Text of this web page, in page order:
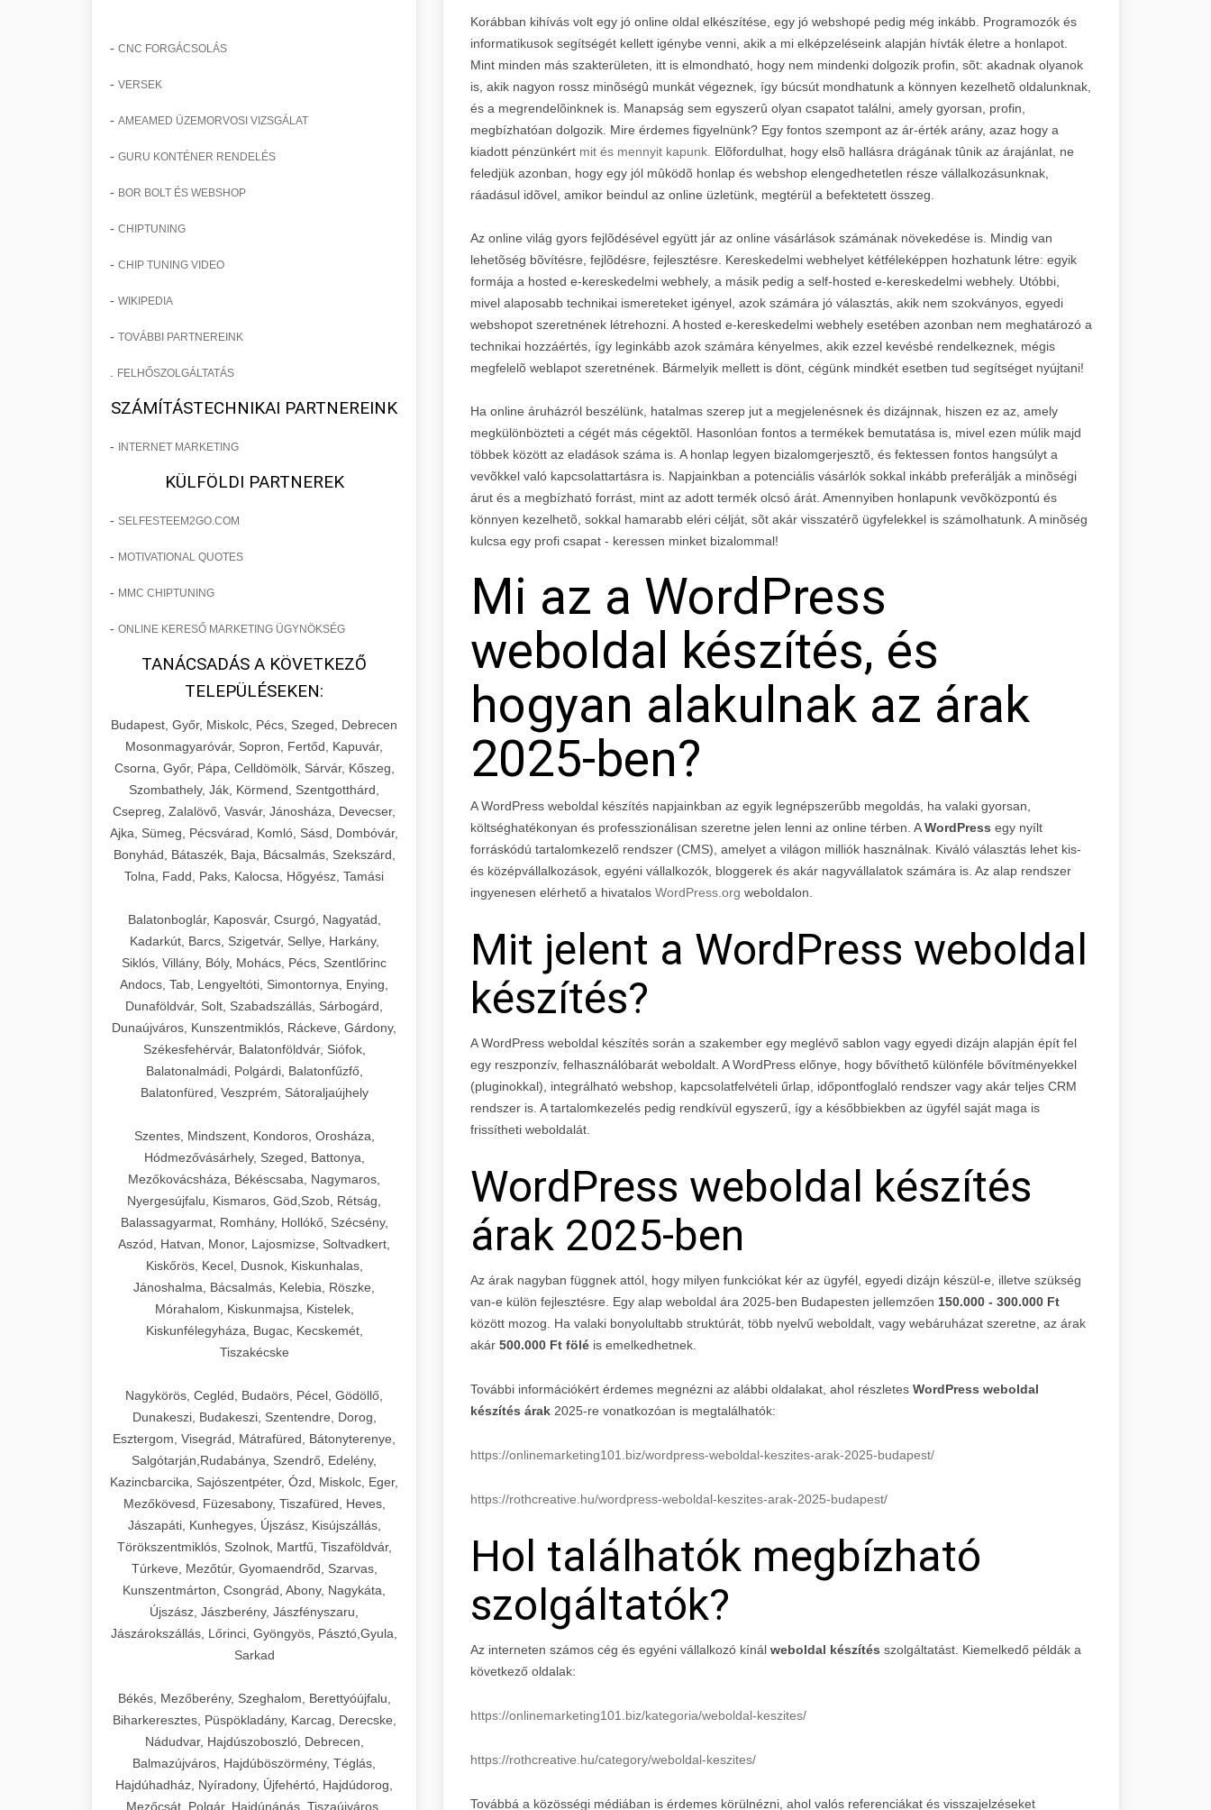
- CNC FORGÁCSOLÁS
- VERSEK
- AMEAMED ÜZEMORVOSI VIZSGÁLAT
- GURU KONTÉNER RENDELÉS
- BOR BOLT ÉS WEBSHOP
- CHIPTUNING
- CHIP TUNING VIDEO
- WIKIPEDIA
- TOVÁBBI PARTNEREINK
FELHŐSZOLGÁLTATÁS
SZÁMÍTÁSTECHNIKAI PARTNEREINK
- INTERNET MARKETING
KÜLFÖLDI PARTNEREK
- SELFESTEEM2GO.COM
- MOTIVATIONAL QUOTES
- MMC CHIPTUNING
- ONLINE KERESŐ MARKETING ÜGYNÖKSÉG
TANÁCSADÁS A KÖVETKEZŐ
TELEPÜLÉSEKEN:
Budapest, Győr, Miskolc, Pécs, Szeged, Debrecen
Mosonmagyaróvár, Sopron, Fertőd, Kapuvár,
Csorna, Győr, Pápa, Celldömölk, Sárvár, Kőszeg,
Szombathely, Ják, Körmend, Szentgotthárd,
Csepreg, Zalalövő, Vasvár, Jánosháza, Devecser,
Ajka, Sümeg, Pécsvárad, Komló, Sásd, Dombóvár,
Bonyhád, Bátaszék, Baja, Bácsalmás, Szekszárd,
Tolna, Fadd, Paks, Kalocsa, Hőgyész, Tamási
Balatonboglár, Kaposvár, Csurgó, Nagyatád,
Kadarkút, Barcs, Szigetvár, Sellye, Harkány,
Siklós, Villány, Bóly, Mohács, Pécs, Szentlőrinc
Andocs, Tab, Lengyeltóti, Simontornya, Enying,
Dunaföldvár, Solt, Szabadszállás, Sárbogárd,
Dunaújváros, Kunszentmiklós, Ráckeve, Gárdony,
Székesfehérvár, Balatonföldvár, Siófok,
Balatonalmádi, Polgárdi, Balatonfűzfő,
Balatonfüred, Veszprém, Sátoraljaújhely
Szentes, Mindszent, Kondoros, Orosháza,
Hódmezővásárhely, Szeged, Battonya,
Mezőkovácsháza, Békéscsaba, Nagymaros,
Nyergesújfalu, Kismaros, Göd,Szob, Rétság,
Balassagyarmat, Romhány, Hollókő, Szécsény,
Aszód, Hatvan, Monor, Lajosmizse, Soltvadkert,
Kiskőrös, Kecel, Dusnok, Kiskunhalas,
Jánoshalma, Bácsalmás, Kelebia, Röszke,
Mórahalom, Kiskunmajsa, Kistelek,
Kiskunfélegyháza, Bugac, Kecskemét,
Tiszakécske
Nagykörös, Cegléd, Budaörs, Pécel, Gödöllő,
Dunakeszi, Budakeszi, Szentendre, Dorog,
Esztergom, Visegrád, Mátrafüred, Bátonyterenye,
Salgótarján,Rudabánya, Szendrő, Edelény,
Kazincbarcika, Sajószentpéter, Ózd, Miskolc, Eger,
Mezőkövesd, Füzesabony, Tiszafüred, Heves,
Jászapáti, Kunhegyes, Újszász, Kisújszállás,
Törökszentmiklós, Szolnok, Martfű, Tiszaföldvár,
Túrkeve, Mezőtúr, Gyomaendrőd, Szarvas,
Kunszentmárton, Csongrád, Abony, Nagykáta,
Újszász, Jászberény, Jászfényszaru,
Jászárokszállás, Lőrinci, Gyöngyös, Pásztó,Gyula,
Sarkad
Békés, Mezőberény, Szeghalom, Berettyóújfalu,
Biharkeresztes, Püspökladány, Karcag, Derecske,
Nádudvar, Hajdúszoboszló, Debrecen,
Balmazújváros, Hajdúböszörmény, Téglás,
Hajdúhadház, Nyíradony, Újfehértó, Hajdúdorog,
Mezőcsát, Polgár, Hajdúnánás, Tiszaújváros,
Korábban kihívás volt egy jó online oldal elkészítése, egy jó webshopé pedig még inkább. Programozók és
informatikusok segítségét kellett igénybe venni, akik a mi elképzeléseink alapján hívták életre a honlapot.
Mint minden más szakterületen, itt is elmondható, hogy nem mindenki dolgozik profin, sõt: akadnak olyanok
is, akik nagyon rossz minõségû munkát végeznek, így búcsút mondhatunk a könnyen kezelhetõ oldalunknak,
és a megrendelõinknek is. Manapság sem egyszerû olyan csapatot találni, amely gyorsan, profin,
megbízhatóan dolgozik. Mire érdemes figyelnünk? Egy fontos szempont az ár-érték arány, azaz hogy a
kiadott pénzünkért mit és mennyit kapunk. Elõfordulhat, hogy elsõ hallásra drágának tûnik az árajánlat, ne
feledjük azonban, hogy egy jól mûködõ honlap és webshop elengedhetetlen része vállalkozásunknak,
ráadásul idõvel, amikor beindul az online üzletünk, megtérül a befektetett összeg.
Az online világ gyors fejlõdésével együtt jár az online vásárlások számának növekedése is. Mindig van
lehetõség bõvítésre, fejlõdésre, fejlesztésre. Kereskedelmi webhelyet kétféleképpen hozhatunk létre: egyik
formája a hosted e-kereskedelmi webhely, a másik pedig a self-hosted e-kereskedelmi webhely. Utóbbi,
mivel alaposabb technikai ismereteket igényel, azok számára jó választás, akik nem szokványos, egyedi
webshopot szeretnének létrehozni. A hosted e-kereskedelmi webhely esetében azonban nem meghatározó a
technikai hozzáértés, így leginkább azok számára kényelmes, akik ezzel kevésbé rendelkeznek, mégis
megfelelõ weblapot szeretnének. Bármelyik mellett is dönt, cégünk mindkét esetben tud segítséget nyújtani!
Ha online áruházról beszélünk, hatalmas szerep jut a megjelenésnek és dizájnnak, hiszen ez az, amely
megkülönbözteti a cégét más cégektõl. Hasonlóan fontos a termékek bemutatása is, mivel ezen múlik majd
többek között az eladások száma is. A honlap legyen bizalomgerjesztõ, és fektessen fontos hangsúlyt a
vevõkkel való kapcsolattartásra is. Napjainkban a potenciális vásárlók sokkal inkább preferálják a minõségi
árut és a megbízható forrást, mint az adott termék olcsó árát. Amennyiben honlapunk vevõközpontú és
könnyen kezelhetõ, sokkal hamarabb eléri célját, sõt akár visszatérõ ügyfelekkel is számolhatunk. A minõség
kulcsa egy profi csapat - keressen minket bizalommal!
Mi az a WordPress
weboldal készítés, és
hogyan alakulnak az árak
2025-ben?
A WordPress weboldal készítés napjainkban az egyik legnépszerűbb megoldás, ha valaki gyorsan,
költséghatékonyan és professzionálisan szeretne jelen lenni az online térben. AWordPress egy nyílt
forráskódú tartalomkezelő rendszer (CMS), amelyet a világon milliók használnak. Kiváló választás lehet kis-
és középvállalkozások, egyéni vállalkozók, bloggerek és akár nagyvállalatok számára is. Az alap rendszer
ingyenesen elérhető a hivatalos WordPress.org weboldalon.
Mit jelent a WordPress weboldal
készítés?
A WordPress weboldal készítés során a szakember egy meglévő sablon vagy egyedi dizájn alapján épít fel
egy reszponzív, felhasználóbarát weboldalt. A WordPress előnye, hogy bővíthető különféle bővítményekkel
(pluginokkal), integrálható webshop, kapcsolatfelvételi űrlap, időpontfoglaló rendszer vagy akár teljes CRM
rendszer is. A tartalomkezelés pedig rendkívül egyszerű, így a későbbiekben az ügyfél saját maga is
frissítheti weboldalát.
WordPress weboldal készítés
árak 2025-ben
Az árak nagyban függnek attól, hogy milyen funkciókat kér az ügyfél, egyedi dizájn készül-e, illetve szükség
van-e külön fejlesztésre. Egy alap weboldal ára 2025-ben Budapesten jellemzően 150.000 - 300.000 Ft
között mozog. Ha valaki bonyolultabb struktúrát, több nyelvű weboldalt, vagy webáruházat szeretne, az árak
akár 500.000 Ft fölé is emelkedhetnek.
További információkért érdemes megnézni az alábbi oldalakat, ahol részletes WordPress weboldal
készítés árak 2025-re vonatkozóan is megtalálhatók:
https://onlinemarketing101.biz/wordpress-weboldal-keszites-arak-2025-budapest/
https://rothcreative.hu/wordpress-weboldal-keszites-arak-2025-budapest/
Hol találhatók megbízható
szolgáltatók?
Az interneten számos cég és egyéni vállalkozó kínál weboldal készítés szolgáltatást. Kiemelkedő példák a
következő oldalak:
https://onlinemarketing101.biz/kategoria/weboldal-keszites/
https://rothcreative.hu/category/weboldal-keszites/
Továbbá a közösségi médiában is érdemes körülnézni, ahol valós referenciákat és visszajelzéseket